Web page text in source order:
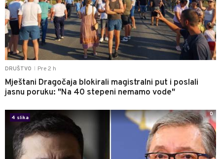
DRUŠTVO Pre 2 h
Mještani Dragočaja blokirali magistralni put i poslali
jasnu poruku: "Na 40 stepeni nemamo vode"
4 slika
0